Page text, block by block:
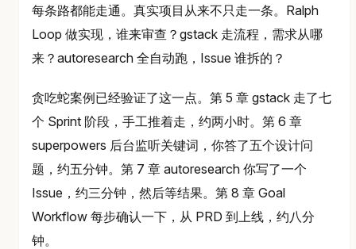
每条路都能走通。真实项目从来不只走一条。Ralph
Loop 做实现，谁来审查？gstack 走流程，需求从哪
来？autoresearch 全自动跑，Issue 谁拆的？
贪吃蛇案例已经验证了这一点。第 5 章 gstack 走了七
个 Sprint 阶段，手工推着走，约两小时。第 6 章
superpowers 后台监听关键词，你答了五个设计问
题，约五分钟。第 7 章 autoresearch 你写了一个
Issue，约三分钟，然后等结果。第 8 章 Goal
Workflow 每步确认一下，从 PRD 到上线，约八分
钟。